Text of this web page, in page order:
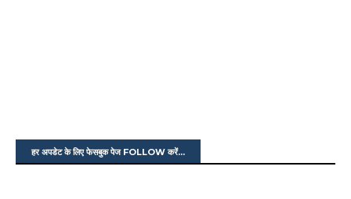
हर अपडेट के लिए फेसबुक पेज FOLLOW करें...